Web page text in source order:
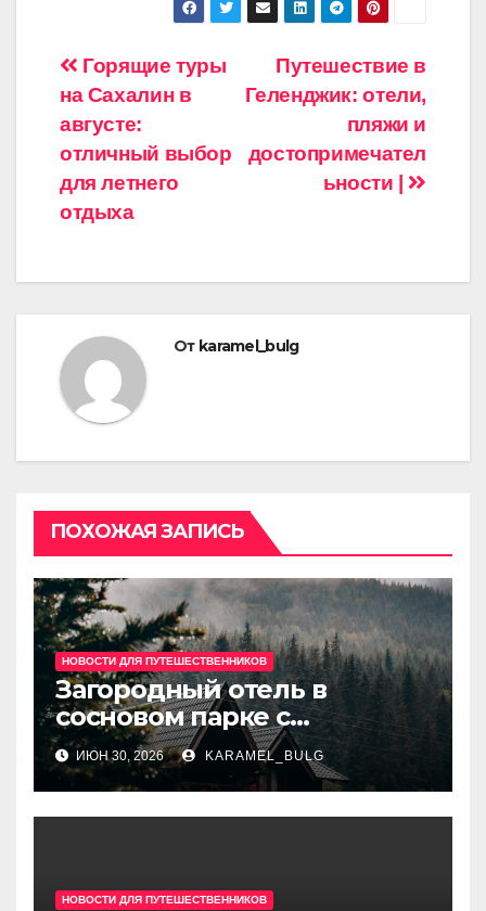
Навигация
по
записям
Путешествие в
Геленджик: отели,
пляжи и
достопримечател
ьности |
Горящие туры
на Сахалин в
августе:
отличный выбор
для летнего
отдыха
От karamel_bulg
ПОХОЖАЯ ЗАПИСЬ
НОВОСТИ ДЛЯ ПУТЕШЕСТВЕННИКОВ
Загородный отель в
сосновом парке с
дизайнерскими номерами,
рестораном, караоке,
сауной и парковкой
недалеко от центра
ИЮН 30, 2026 KARAMEL_BULG
НОВОСТИ ДЛЯ ПУТЕШЕСТВЕННИКОВ